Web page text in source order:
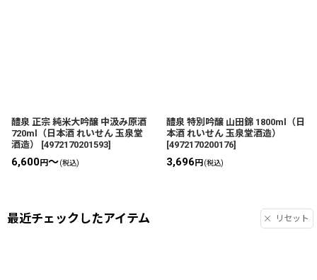
醴泉 正宗 純米大吟醸 中汲み原酒
720ml（日本酒 れいせん 玉泉堂
酒造）
[4972170201593]
6,600円～(税込)
醴泉 特別吟醸 山田錦 1800ml（日
本酒 れいせん 玉泉堂酒造）
[4972170200176]
3,696 円 (税込)
最近チェックしたアイテム リセット